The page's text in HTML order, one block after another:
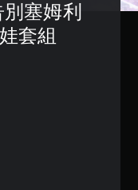
塞姆利
套組